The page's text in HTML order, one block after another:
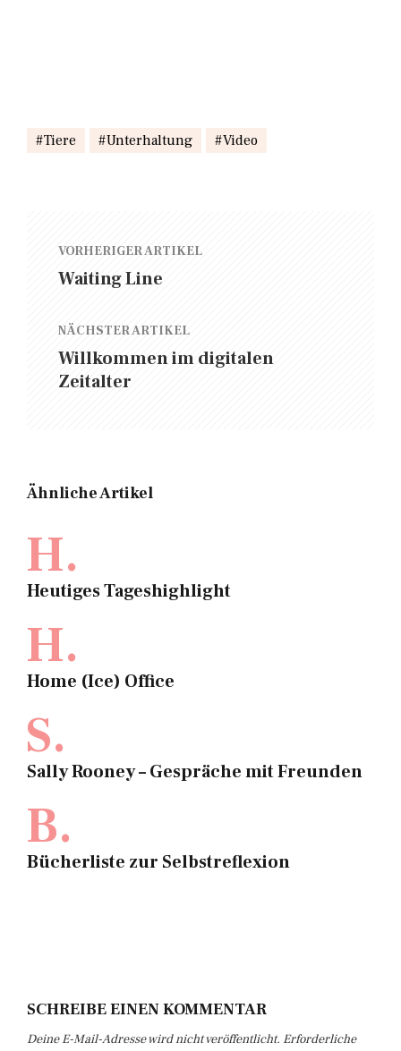
Tiere Unterhaltung Video
VORHERIGER ARTIKEL
Waiting Line
NÄCHSTER ARTIKEL
Willkommen im digitalen
Zeitalter
Ähnliche Artikel
H.
Heutiges Tageshighlight
H.
Home (Ice) Office
S.
Sally Rooney – Gespräche mit Freunden
B.
Bücherliste zur Selbstreflexion
SCHREIBE EINEN KOMMENTAR
Deine E-Mail-Adresse wird nicht veröffentlicht. Erforderliche